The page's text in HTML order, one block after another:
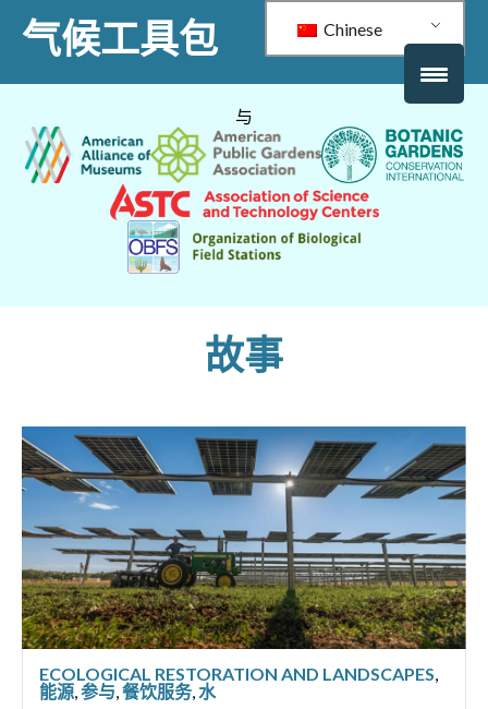
气候工具包 Chinese
与
故事
ECOLOGICAL RESTORATION AND LANDSCAPES,
能源,参与,餐饮服务,水